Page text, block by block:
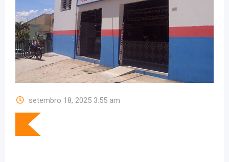
setembro 18, 2025 3:55 am